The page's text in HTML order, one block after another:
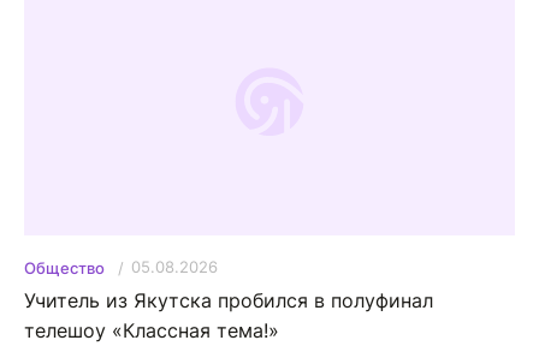
Общество 05.08.2026
Учитель из Якутска пробился в полуфинал
телешоу «Классная тема!»